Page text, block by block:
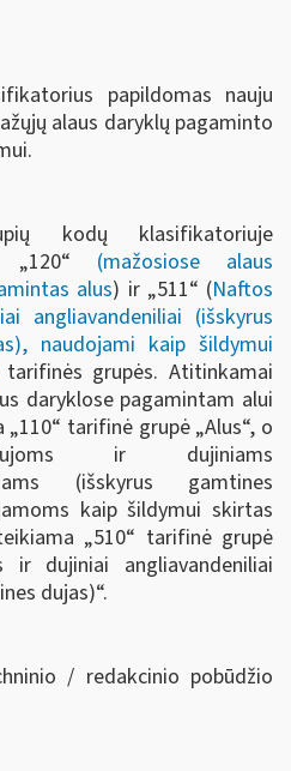
papildomas nauju
alaus daryklų pagaminto
kodų klasifikatoriuje
„120“ (mažosiose alaus
alus) ir „511“ (Naftos
angliavandeniliai (išskyrus
naudojami kaip šildymui
grupės. Atitinkamai
daryklose pagamintam alui
tarifinė grupė „Alus“, o
ir dujiniams
(išskyrus gamtines
kaip šildymui skirtas
„510“ tarifinė grupė
ir dujiniai angliavandeniliai
dujas)“.
/ redakcinio pobūdžio